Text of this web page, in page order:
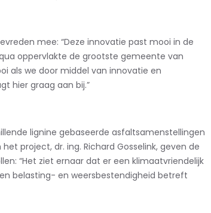
mee: “Deze innovatie past mooi in de
oppervlakte de grootste gemeente van
als we door middel van innovatie en
hier graag aan bij.”
lignine gebaseerde asfaltsamenstellingen
project, dr. ing. Richard Gosselink, geven de
“Het ziet ernaar dat er een klimaatvriendelijk
belasting- en weersbestendigheid betreft